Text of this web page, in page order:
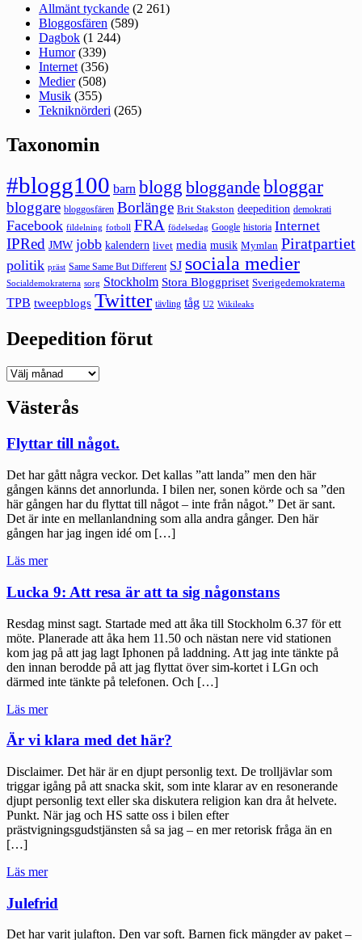
Allmänt tyckande (2 261)
Bloggosfären (589)
Dagbok (1 244)
Humor(339)
Internet (356)
Medier(508)
Musik (355)
Tekniknörderi (265)
Taxonomin
#blogg100 barn blogg bloggande bloggar
bloggare bloggosfären Borlänge Brit Stakston deepedition demokrati
Facebook fildelning fotboll FRA födelsedag Google historia Internet
IPRed JMW jobb kalendern livet media musik Mymlan Piratpartiet
politik präst Same Same But Different SJ sociala medier
Socialdemokraterna sorg Stockholm Stora Bloggpriset Sverigedemokraterna
TPB tweepblogs Twitter tävling tåg U2 Wikileaks
Deepedition förut
Deepedition
Västerås
Flyttar till något.
Det har gått några veckor. Det kallas ”att landa” men den här
gången känns det annorlunda. I bilen ner, sonen körde och sa ”den
här gången har du flyttat till något – inte från något.” Det är sant.
Det är inte en mellanlandning som alla andra gånger. Den här
gången har jag ingen idé om […]
Läs mer"Flyttar
något."
Lucka 9: Att resa är att ta sig någonstans
Resdag minst sagt. Startade med att åka till Stockholm 6.37 för ett
möte. Planerade att åka hem 11.50 och nästan nere vid stationen
kom jag på att jag lagt Iphonen på laddning. Att jag inte tänkte på
den innan berodde på att jag flyttat över sim-kortet i LGn och
därmed inte tänkte på telefonen. Och […]
Läs mer"Lucka
Att
är
att
ta
sig
någonstans"
Är vi klara med det här?
Disclaimer. Det här är en djupt personlig text. De trolljävlar som
triggar igång på att snacka skit, som inte klarar av en resonerande
djupt personlig text eller ska diskutera religion kan dra åt helvete.
Punkt. När jag och HS satte oss i bilen efter
prästvigningsgudstjänsten så sa jag – en mer retorisk fråga än en
[…]
Läs mer"Är
klara
med
det
Julefrid
Det har varit julafton. Den var soft. Barnen fick mängder av paket –